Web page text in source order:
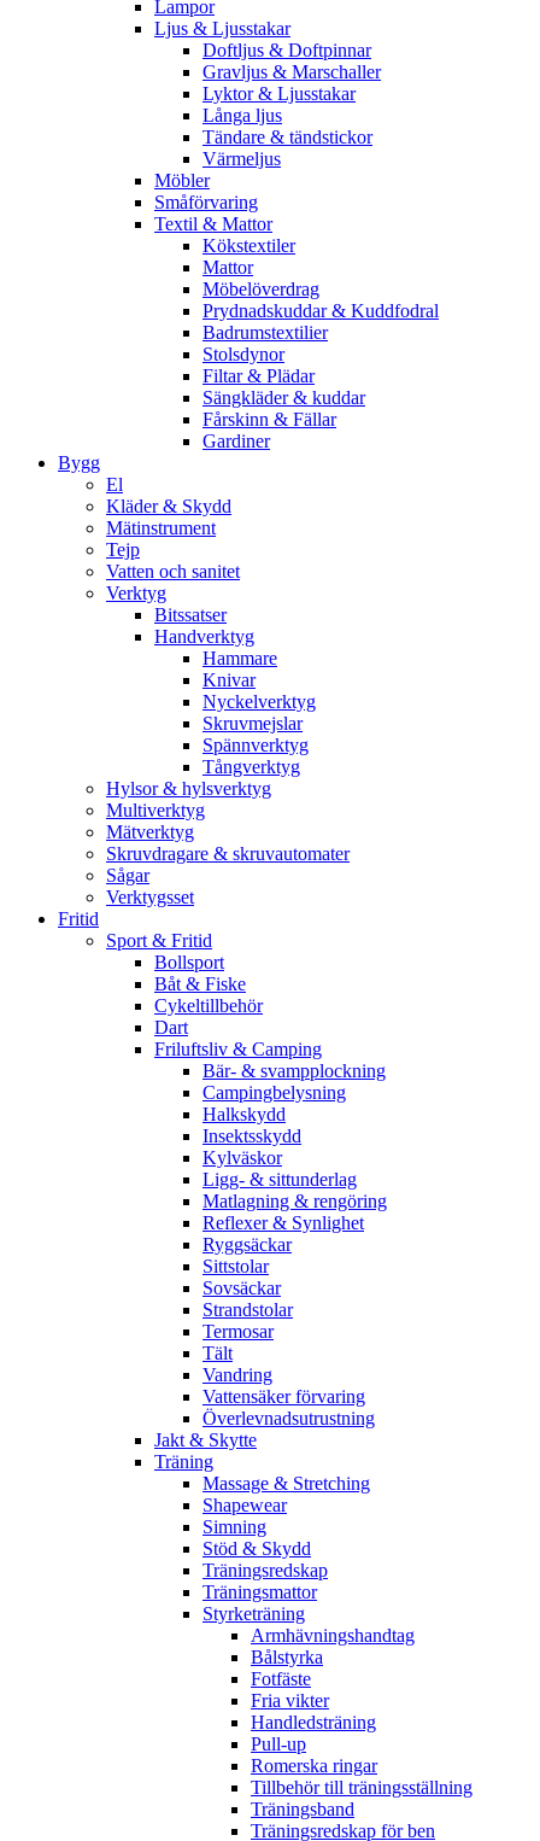
Lampor
Ljus & Ljusstakar
Doftljus & Doftpinnar
Gravljus & Marschaller
Lyktor & Ljusstakar
Långa ljus
Tändare & tändstickor
Värmeljus
Möbler
Småförvaring
Textil & Mattor
Kökstextiler
Mattor
Möbelöverdrag
Prydnadskuddar & Kuddfodral
Badrumstextilier
Stolsdynor
Filtar & Plädar
Sängkläder & kuddar
Fårskinn & Fällar
Gardiner
Bygg
El
Kläder & Skydd
Mätinstrument
Tejp
Vatten och sanitet
Verktyg
Bitssatser
Handverktyg
Hammare
Knivar
Nyckelverktyg
Skruvmejslar
Spännverktyg
Tångverktyg
Hylsor & hylsverktyg
Multiverktyg
Mätverktyg
Skruvdragare & skruvautomater
Sågar
Verktygsset
Fritid
Sport & Fritid
Bollsport
Båt & Fiske
Cykeltillbehör
Dart
Friluftsliv & Camping
Bär- & svampplockning
Campingbelysning
Halkskydd
Insektsskydd
Kylväskor
Ligg- & sittunderlag
Matlagning & rengöring
Reflexer & Synlighet
Ryggsäckar
Sittstolar
Sovsäckar
Strandstolar
Termosar
Tält
Vandring
Vattensäker förvaring
Överlevnadsutrustning
Jakt & Skytte
Träning
Massage & Stretching
Shapewear
Simning
Stöd & Skydd
Träningsredskap
Träningsmattor
Styrketräning
Armhävningshandtag
Bålstyrka
Fotfäste
Fria vikter
Handledsträning
Pull-up
Romerska ringar
Tillbehör till träningsställning
Träningsband
Träningsredskap för ben